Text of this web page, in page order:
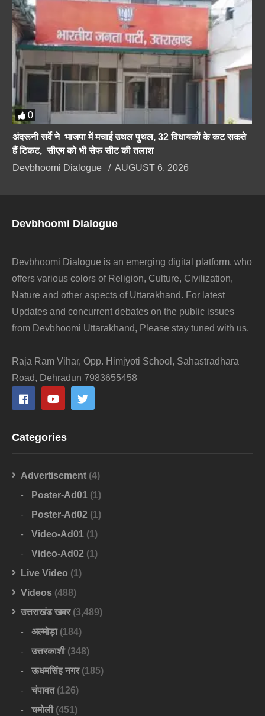
0
अंदरूनी सर्वे ने भाजपा में मचाई उथल पुथल, 32 विधायकों के कट सकते
हैं टिकट, सीएम को भी सेफ सीट की तलाश
Devbhoomi Dialogue
AUGUST 6, 2026
Devbhoomi Dialogue
Devbhoomi Dialogue is an emerging digital platform, who
offers various colors of Religion, Culture, Civilization,
Nature and other aspects of Uttarakhand. For latest
Updates and concurrent debates on the public issues
from Devbhoomi Uttarakhand, Please stay tuned with us.
Raja Ram Vihar, Opp. Himjyoti School, Sahastradhara
Road, Dehradun 7983655458
Categories
Advertisement (4)
Poster-Ad01 (1)
Poster-Ad02 (1)
Video-Ad01 (1)
Video-Ad02 (1)
Live Video (1)
Videos (488)
उत्तराखंड खबर(3,489)
अल्मोड़ा(184)
उत्तरकाशी(348)
ऊधमसिंह नगर(185)
चंपावत(126)
चमोली(451)